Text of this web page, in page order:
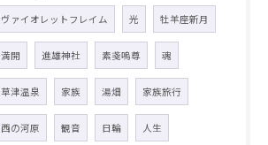
ヴァイオレットフレイム 光 牡羊座新月
満開 進雄神社 素戔嗚尊 魂
草津温泉 家族 湯畑 家族旅行
西の河原 観音 日輪 人生